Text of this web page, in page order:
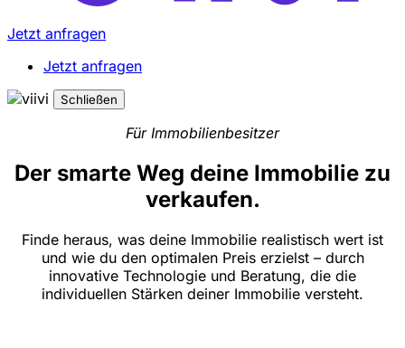
Jetzt anfragen
Jetzt anfragen
Schließen
Für Immobilienbesitzer
Der smarte Weg deine Immobilie zu
verkaufen.
Finde heraus, was deine Immobilie realistisch wert ist
und wie du den optimalen Preis erzielst – durch
innovative Technologie und Beratung, die die
individuellen Stärken deiner Immobilie versteht.